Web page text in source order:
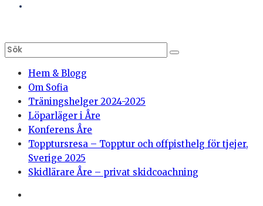
Hem & Blogg
Om Sofia
Träningshelger 2024-2025
Löparläger i Åre
Konferens Åre
Topptursresa – Topptur och offpisthelg för tjejer,
Sverige 2025
Skidlärare Åre – privat skidcoachning